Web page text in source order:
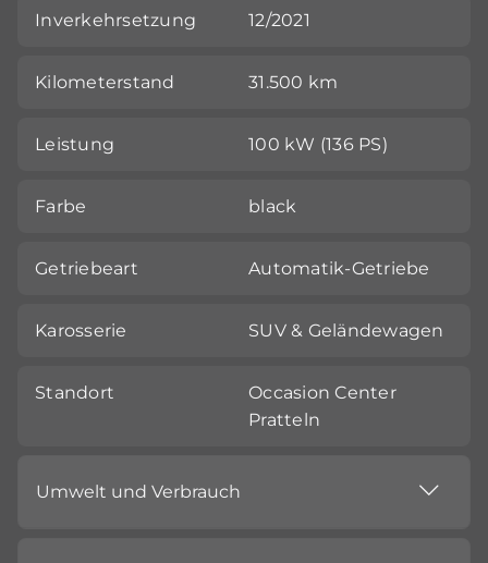
Inverkehrsetzung 12/2021
Kilometerstand 31.500 km
Leistung 100 kW (136 PS)
Farbe black
Getriebeart Automatik-Getriebe
Karosserie SUV & Geländewagen
Standort
Occasion Center
Pratteln
Umwelt und Verbrauch